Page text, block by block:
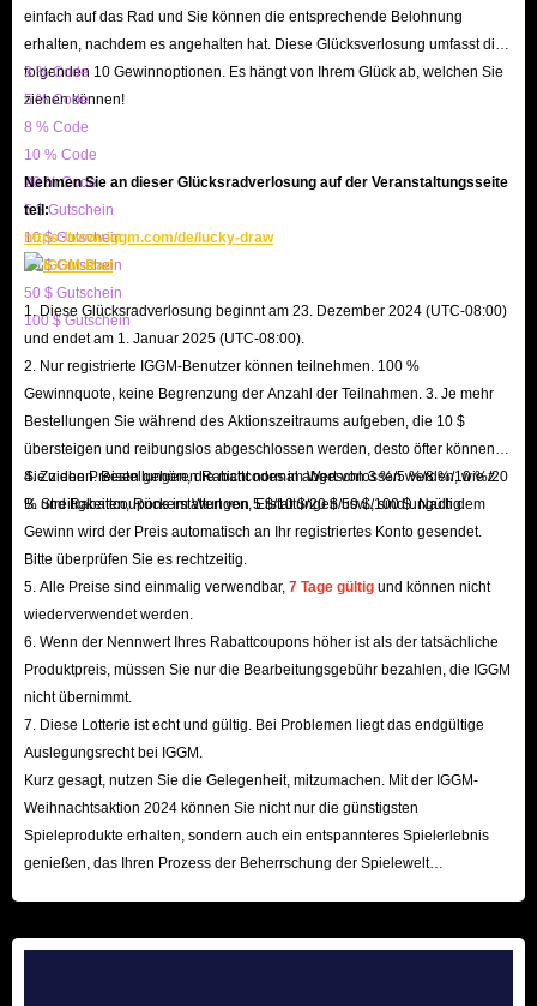
Classic Hardcore wissen wir, wie wichtig ein guter Preis ist. Der Preis
unseres Goldes wird ständig angepasst, um Ihnen Preise zu bieten, die
gewähren wir Ihnen einen Rabatt von bis zu 5 %. Wenn Sie IGGMs
Facebook, Twitter und Discord folgen oder dem IGGM.com-
Partnerprogramm beitreten, erhalten Sie von Zeit zu Zeit Neuigkeiten
über Gutscheine oder Werbeaktionen.
Ausreichender Bestand.
WoW Classic Hardcore Gold zum Verkauf. Egal wie knapp Ihr Gold
ist, wir können Sie zufriedenstellen, solange Sie uns bitten.
Sichere und schnelle Lieferung.
Unser Team arbeitet effizient und mit
klarer Arbeitsteilung. Unabhängig davon, wann Sie eine Bestellung
aufgeben, stehen Ihnen Fachleute zur Verfügung, die die
Bestellinformationen mit Ihnen bestätigen und das benötigte Gold
verfügen, sind alle Ihre Kontoinformationen vor Offenlegung
geschützt. Daher ist auch die gesamte Handelsumgebung stabil und
sicher.
Exzellenter Support rund um die Uhr.
Wenn es ein Problem mit Ihrer Bestellung gibt, wird Sie unser
Kundenservice geduldig begleiten und garantieren, dass er den
Fortschritt Ihrer Bestellung während des gesamten Prozesses verfolgt,
sodass Sie sich keine Sorgen machen müssen!
Zusammenfassend lässt sich sagen, dass Sie sich keine Sorgen machen
müssen, wenn Sie sich für den Kauf von WoW Classic Hardcore Gold bei
einfach auf das Rad und Sie können die entsprechende Belohnung
erhalten, nachdem es angehalten hat. Diese Glücksverlosung umfasst die
folgenden 10 Gewinnoptionen. Es hängt von Ihrem Glück ab, welchen Sie
ziehen können!
3 % Code
5 % Code
8 % Code
10 % Code
20 % Code
5 $ Gutschein
10 $ Gutschein
20 $ Gutschein
50 $ Gutschein
100 $ Gutschein
Nehmen Sie an dieser Glücksradverlosung auf der Veranstaltungsseite
teil:
https://www.iggm.com/de/lucky-draw
1. Diese Glücksradverlosung beginnt am 23. Dezember 2024 (UTC-08:00)
und endet am 1. Januar 2025 (UTC-08:00).
2. Nur registrierte IGGM-Benutzer können teilnehmen. 100 %
Gewinnquote, keine Begrenzung der Anzahl der Teilnahmen. 3. Je mehr
Bestellungen Sie während des Aktionszeitraums aufgeben, die 10 $
übersteigen und reibungslos abgeschlossen werden, desto öfter können
Sie ziehen. Bestellungen, die nicht normal abgeschlossen werden, wie z.
B. Streitigkeiten, Rückerstattungen, Erstattungen usw., sind ungültig.
4. Zu den Preisen gehören Rabattcodes im Wert von 3 %/5 %/8 %/10 %/20
% und Rabattcoupons im Wert von 5 $/10 $/20 $/50 $/100 $. Nach dem
Gewinn wird der Preis automatisch an Ihr registriertes Konto gesendet.
Bitte überprüfen Sie es rechtzeitig.
5. Alle Preise sind einmalig verwendbar, 7 Tage gültig und können nicht
wiederverwendet werden.
6. Wenn der Nennwert Ihres Rabattcoupons höher ist als der tatsächliche
Produktpreis, müssen Sie nur die Bearbeitungsgebühr bezahlen, die IGGM
nicht übernimmt.
7. Diese Lotterie ist echt und gültig. Bei Problemen liegt das endgültige
Auslegungsrecht bei IGGM.
Kurz gesagt, nutzen Sie die Gelegenheit, mitzumachen. Mit der IGGM-
Weihnachtsaktion 2024 können Sie nicht nur die günstigsten
Spieleprodukte erhalten, sondern auch ein entspannteres Spielerlebnis
genießen, das Ihren Prozess der Beherrschung der Spielewelt